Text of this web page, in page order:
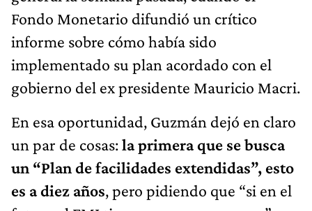
Fondo Monetario difundió un crítico
informe sobre cómo había sido
implementado su plan acordado con el
gobierno del ex presidente Mauricio Macri.
En esa oportunidad, Guzmán dejó en claro
un par de cosas:la primera que se busca
un “Plan de facilidades extendidas”, esto
es a diez años, pero pidiendo que “si en el